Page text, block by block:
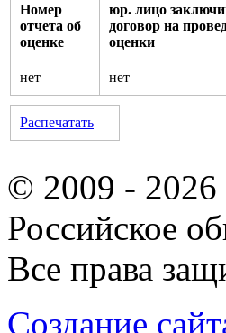
Номер
отчета об
оценке
юр. лицо
договор на
оценки
нет нет
Распечатать
© 2009 -
Российское
Все права
Создание